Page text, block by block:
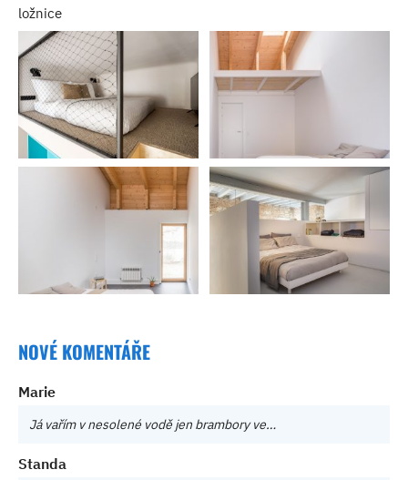
ložnice
NOVÉ KOMENTÁŘE
Marie
Já vařím v nesolené vodě jen brambory ve…
Standa